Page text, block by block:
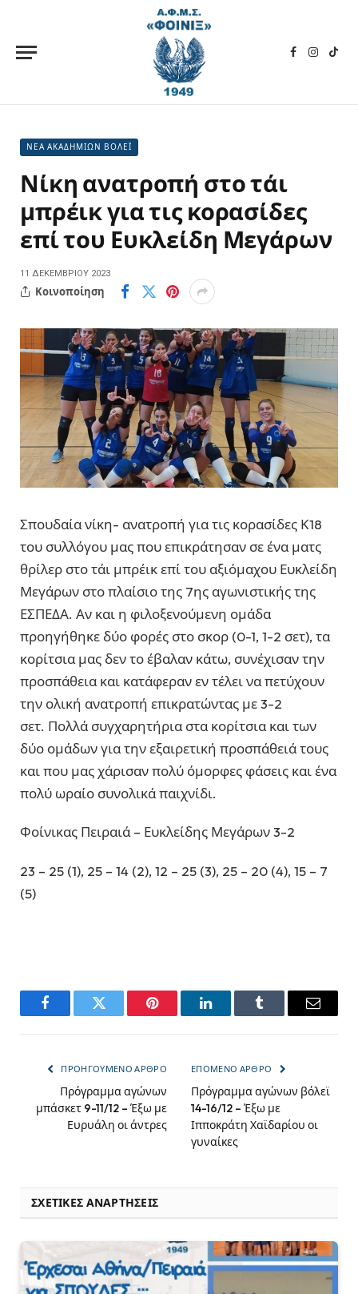
Facebook
ΝΕΑ ΑΚΑΔΗΜΙΩΝ ΒΟΛΕΪ
Νίκη ανατροπή στο τάι
μπρέικ για τις κορασίδες
επί του Ευκλείδη Μεγάρων
11 ΔΕΚΕΜΒΡΊΟΥ 2023
Κοινοποίηση
Σπουδαία νίκη- ανατροπή για τις κορασίδες Κ18
του συλλόγου μας που επικράτησαν σε ένα ματς
θρίλερ στο τάι μπρέικ επί του αξιόμαχου Ευκλείδη
Μεγάρων στο πλαίσιο της 7ης αγωνιστικής της
ΕΣΠΕΔΑ. Αν και η φιλοξενούμενη ομάδα
προηγήθηκε δύο φορές στο σκορ (0-1, 1-2 σετ), τα
κορίτσια μας δεν το έβαλαν κάτω, συνέχισαν την
προσπάθεια και κατάφεραν εν τέλει να πετύχουν
την ολική ανατροπή επικρατώντας με 3-2
σετ. Πολλά συγχαρητήρια στα κορίτσια και των
δύο ομάδων για την εξαιρετική προσπάθειά τους
και που μας χάρισαν πολύ όμορφες φάσεις και ένα
πολύ ωραίο συνολικά παιχνίδι.
Φοίνικας Πειραιά – Ευκλείδης Μεγάρων 3-2
23 – 25 (1), 25 – 14 (2), 12 – 25 (3), 25 – 20 (4), 15 – 7
(5)
FacebookTwitter Pinterest LinkedInTumblr Email
ΠΡΟΗΓΟΎΜΕΝΟ ΆΡΘΡΟ
Πρόγραμμα αγώνων
μπάσκετ 9-11/12 – Έξω με
Ευρυάλη οι άντρες
ΕΠΌΜΕΝΟ ΆΡΘΡΟ
Πρόγραμμα αγώνων βόλεϊ
14-16/12 – Έξω με
Ιπποκράτη Χαϊδαρίου οι
γυναίκες
ΣΧΕΤΙΚΈΣ ΑΝΑΡΤΉΣΕΙΣ